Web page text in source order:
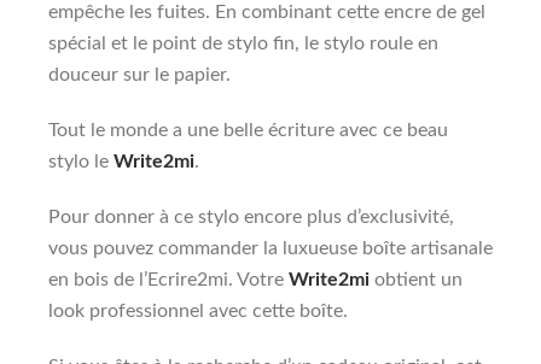
empêche les fuites. En combinant cette encre de gel
spécial et le point de stylo fin, le stylo roule en
douceur sur le papier.
Tout le monde a une belle écriture avec ce beau
stylo le Write2mi.
Pour donner à ce stylo encore plus d’exclusivité,
vous pouvez commander la luxueuse boîte artisanale
en bois de l’Ecrire2mi. Votre Write2mi obtient un
look professionnel avec cette boîte.